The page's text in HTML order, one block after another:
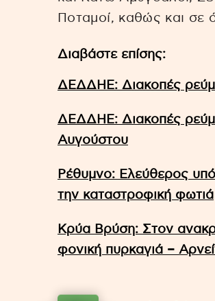
Ποταμοί, καθώς και σε
Διαβάστε επίσης:
ΔΕΔΔΗΕ: Διακοπές
ΔΕΔΔΗΕ: Διακοπές
Αυγούστου
Ρέθυμνο: Ελεύθερος
την καταστροφική φωτιά
Κρύα Βρύση: Στον
φονική πυρκαγιά –